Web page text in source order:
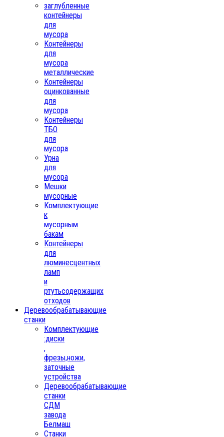
заглубленные
контейнеры
для
мусора
Контейнеры
для
мусора
металлические
Контейнеры
оцинкованные
для
мусора
Контейнеры
ТБО
для
мусора
Урна
для
мусора
Мешки
мусорные
Комплектующие
к
мусорным
бакам
Контейнеры
для
люминесцентных
ламп
и
ртутьсодержащих
отходов
Деревообрабатывающие
станки
Комплектующие
:диски
,
фрезы,ножи,
заточные
устройства
Деревообрабатывающие
станки
СДМ
завода
Белмаш
Станки